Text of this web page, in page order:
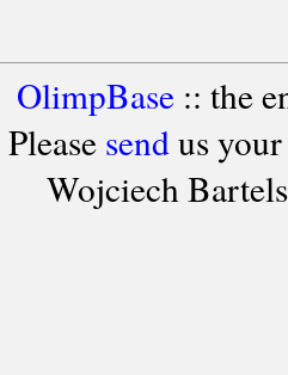
OlimpBase:: the
Please sendus your
Wojciech